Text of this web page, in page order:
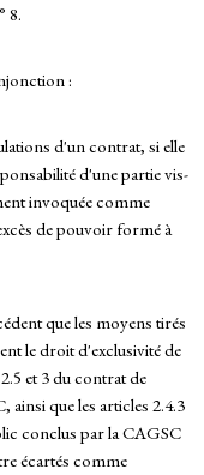
8.
:
d'un contrat, si elle
d'une partie vis-
invoquée comme
de pouvoir formé à
que les moyens tirés
le droit d'exclusivité de
et 3 du contrat de
ainsi que les articles 2.4.3
conclus par la CAGSC
écartés comme